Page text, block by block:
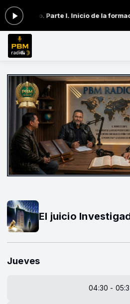
Estado. Parte I. Inicio de la
El juicio
Jueves
04:30 -